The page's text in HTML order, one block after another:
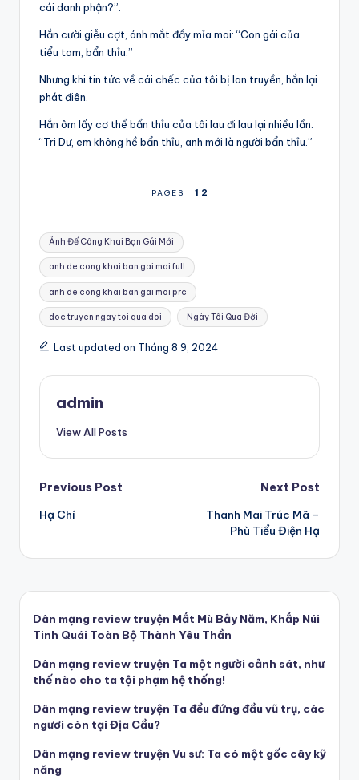
cái danh phận?”.
Hắn cười giễu cợt, ánh mắt đầy mỉa mai: “Con gái của
tiểu tam, bẩn thỉu.”
Nhưng khi tin tức về cái chếc của tôi bị lan truyền, hắn lại
phát điên.
Hắn ôm lấy cơ thể bẩn thỉu của tôi lau đi lau lại nhiều lần.
“Tri Dư, em không hề bẩn thỉu, anh mới là người bẩn thỉu.”
PAGES 1 2
Tags:
Ảnh Đế Công Khai Bạn Gái Mới
anh de cong khai ban gai moi full
anh de cong khai ban gai moi prc
doc truyen ngay toi qua doi Ngày Tôi Qua Đời
Last updated on Tháng 8 9, 2024
admin
View All Posts
Post
navigation
Previous Post
Hạ Chí
Next Post
Thanh Mai Trúc Mã –
Phù Tiểu Điện Hạ
Dân mạng review truyện Mắt Mù Bảy Năm, Khắp Núi
Tinh Quái Toàn Bộ Thành Yêu Thần
Dân mạng review truyện Ta một người cảnh sát, như
thế nào cho ta tội phạm hệ thống!
Dân mạng review truyện Ta đều đứng đầu vũ trụ, các
ngươi còn tại Địa Cầu?
Dân mạng review truyện Vu sư: Ta có một gốc cây kỹ
năng